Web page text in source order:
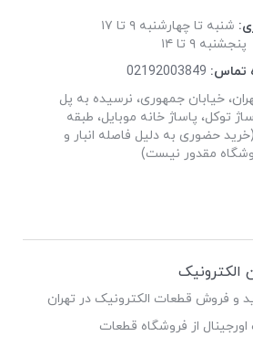
شنبه تا چهارشنبه ۹ تا ۱۷
پنجشنبه ۹ تا ۱۴
تماس: 02192003849
خیابان جمهوری، نرسیده به پل
توکل، پاساژ خانه موبایل، طبقه
منفی1، واحد B4 (خرید حضوری به دلیل فاصله انبار و
مقدور نیست)
الکترونیک
و فروش قطعات الکترونیک در تهران
از فروشگاه قطعات